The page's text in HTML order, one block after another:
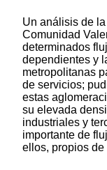
Un análisis de
Comunidad
determinados
dependientes y
metropolitanas
de servicios;
estas
su elevada
industriales y
importante de
ellos, propios de